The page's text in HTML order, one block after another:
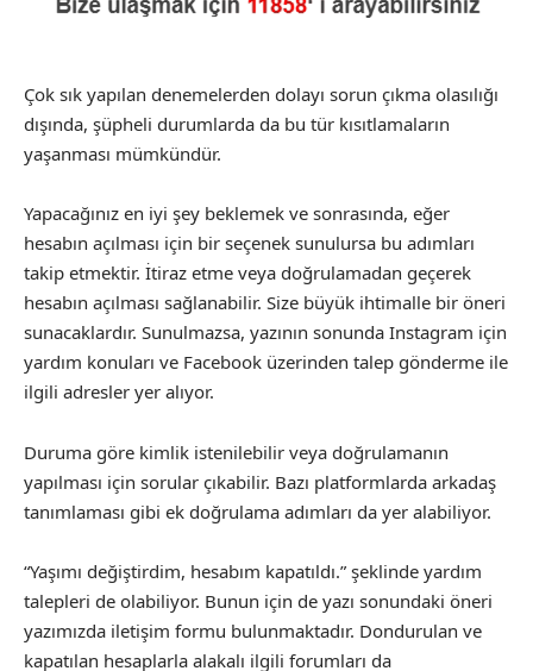
Çok sık yapılan denemelerden dolayı sorun çıkma olasılığı
dışında, şüpheli durumlarda da bu tür kısıtlamaların
yaşanması mümkündür.
Yapacağınız en iyi şey beklemek ve sonrasında, eğer
hesabın açılması için bir seçenek sunulursa bu adımları
takip etmektir. İtiraz etme veya doğrulamadan geçerek
hesabın açılması sağlanabilir. Size büyük ihtimalle bir öneri
sunacaklardır. Sunulmazsa, yazının sonunda Instagram için
yardım konuları ve Facebook üzerinden talep gönderme ile
ilgili adresler yer alıyor.
Duruma göre kimlik istenilebilir veya doğrulamanın
yapılması için sorular çıkabilir. Bazı platformlarda arkadaş
tanımlaması gibi ek doğrulama adımları da yer alabiliyor.
“Yaşımı değiştirdim, hesabım kapatıldı.” şeklinde yardım
talepleri de olabiliyor. Bunun için de yazı sonundaki öneri
yazımızda iletişim formu bulunmaktadır. Dondurulan ve
kapatılan hesaplarla alakalı ilgili forumları da